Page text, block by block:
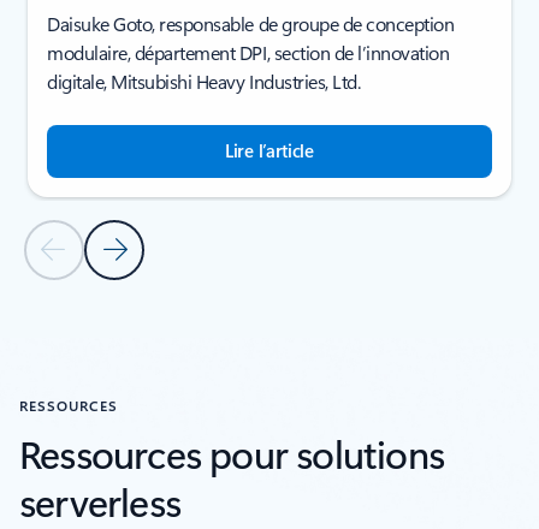
Diapositive précédente
Diapositive suivante
Daisuke Goto, responsable de groupe de conception
modulaire, département DPI, section de l’innovation
digitale, Mitsubishi Heavy Industries, Ltd.
Lire l’article
RESSOURCES
Ressources pour solutions
serverless